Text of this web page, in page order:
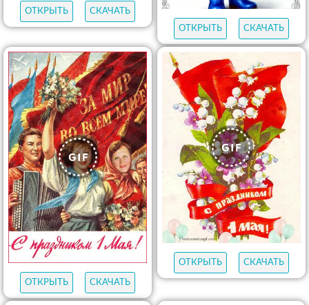
ОТКРЫТЬ
СКАЧАТЬ
ОТКРЫТЬ
СКАЧАТЬ
ОТКРЫТЬ СКАЧАТЬ
ОТКРЫТЬ СКАЧАТЬ